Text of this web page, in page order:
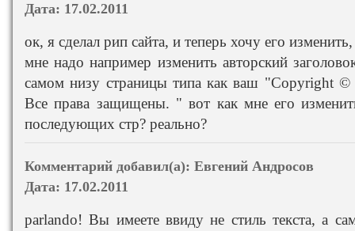
Дата: 17.02.2011
ок, я сделал рип сайта, и теперь хочу его
мне надо например изменить авторский
самом низу страницы типа как ваш "Copyright
Все права защищены. " вот как мне его
последующих стр? реально?
Комментарий добавил(а): Евгений Андросов
Дата: 17.02.2011
parlando! Вы имеете ввиду не стиль текста, а